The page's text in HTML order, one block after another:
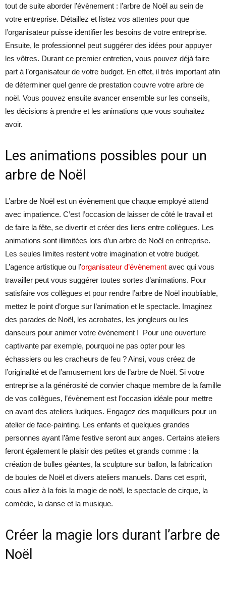
tout de suite aborder l’évènement : l’arbre de Noël au sein de
votre entreprise. Détaillez et listez vos attentes pour que
l’organisateur puisse identifier les besoins de votre entreprise.
Ensuite, le professionnel peut suggérer des idées pour appuyer
les vôtres. Durant ce premier entretien, vous pouvez déjà faire
part à l’organisateur de votre budget. En effet, il très important afin
de déterminer quel genre de prestation couvre votre arbre de
noël. Vous pouvez ensuite avancer ensemble sur les conseils,
les décisions à prendre et les animations que vous souhaitez
avoir.
Les animations possibles pour un
arbre de Noël
L’arbre de Noël est un évènement que chaque employé attend
avec impatience. C’est l’occasion de laisser de côté le travail et
de faire la fête, se divertir et créer des liens entre collègues. Les
animations sont illimitées lors d’un arbre de Noël en entreprise.
Les seules limites restent votre imagination et votre budget.
L’agence artistique ou l’organisateur d’évènement avec qui vous
travailler peut vous suggérer toutes sortes d’animations. Pour
satisfaire vos collègues et pour rendre l’arbre de Noël inoubliable,
mettez le point d’orgue sur l’animation et le spectacle. Imaginez
des parades de Noël, les acrobates, les jongleurs ou les
danseurs pour animer votre évènement ! Pour une ouverture
captivante par exemple, pourquoi ne pas opter pour les
échassiers ou les cracheurs de feu ? Ainsi, vous créez de
l’originalité et de l’amusement lors de l’arbre de Noël. Si votre
entreprise a la générosité de convier chaque membre de la famille
de vos collègues, l’évènement est l’occasion idéale pour mettre
en avant des ateliers ludiques. Engagez des maquilleurs pour un
atelier de face-painting. Les enfants et quelques grandes
personnes ayant l’âme festive seront aux anges. Certains ateliers
feront également le plaisir des petites et grands comme : la
création de bulles géantes, la sculpture sur ballon, la fabrication
de boules de Noël et divers ateliers manuels. Dans cet esprit,
cous alliez à la fois la magie de noël, le spectacle de cirque, la
comédie, la danse et la musique.
Créer la magie lors durant l’arbre de
Noël